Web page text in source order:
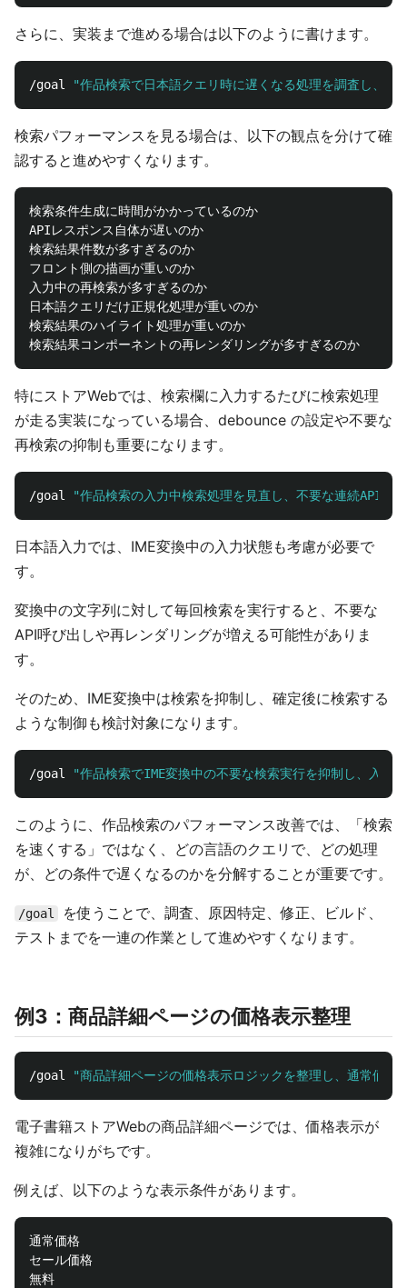
さらに、実装まで進める場合は以下のように書けます。
/goal "作品検索で日本語クエリ時に遅くなる処理を調査し、
検索パフォーマンスを見る場合は、以下の観点を分けて確
認すると進めやすくなります。
検索条件生成に時間がかかっているのか
APIレスポンス自体が遅いのか
検索結果件数が多すぎるのか
フロント側の描画が重いのか
入力中の再検索が多すぎるのか
日本語クエリだけ正規化処理が重いのか
検索結果のハイライト処理が重いのか
特にストアWebでは、検索欄に入力するたびに検索処理
が走る実装になっている場合、debounce の設定や不要な
再検索の抑制も重要になります。
/goal "作品検索の入力中検索処理を見直し、不要な連続API呼
日本語入力では、IME変換中の入力状態も考慮が必要で
す。
変換中の文字列に対して毎回検索を実行すると、不要な
API呼び出しや再レンダリングが増える可能性がありま
す。
そのため、IME変換中は検索を抑制し、確定後に検索する
ような制御も検討対象になります。
/goal "作品検索でIME変換中の不要な検索実行を抑制し、入力
このように、作品検索のパフォーマンス改善では、「検索
を速くする」ではなく、どの言語のクエリで、どの処理
が、どの条件で遅くなるのかを分解することが重要です。
/goal
を使うことで、調査、原因特定、修正、ビルド、
テストまでを一連の作業として進めやすくなります。
例3：商品詳細ページの価格表示整理
/goal "商品詳細ページの価格表示ロジックを整理し、通常価
電子書籍ストアWebの商品詳細ページでは、価格表示が
複雑になりがちです。
例えば、以下のような表示条件があります。
通常価格
セール価格
無料